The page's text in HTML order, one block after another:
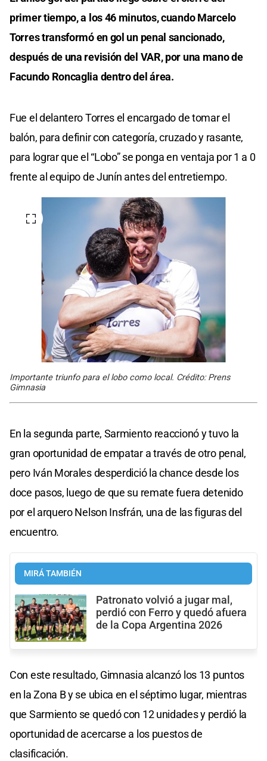
primer tiempo, a los 46 minutos, cuando Marcelo
Torres transformó en gol un penal sancionado,
después de una revisión del VAR, por una mano de
Facundo Roncaglia dentro del área.
Fue el delantero Torres el encargado de tomar el
balón, para definir con categoría, cruzado y rasante,
para lograr que el “Lobo” se ponga en ventaja por 1 a 0
frente al equipo de Junín antes del entretiempo.
Importante triunfo para el lobo como local. Crédito: Prens
Gimnasia
En la segunda parte, Sarmiento reaccionó y tuvo la
gran oportunidad de empatar a través de otro penal,
pero Iván Morales desperdició la chance desde los
doce pasos, luego de que su remate fuera detenido
por el arquero Nelson Insfrán, una de las figuras del
encuentro.
MIRÁ TAMBIÉN
Patronato volvió a jugar mal,
perdió con Ferro y quedó afuera
de la Copa Argentina 2026
Con este resultado, Gimnasia alcanzó los 13 puntos
en la Zona B y se ubica en el séptimo lugar, mientras
que Sarmiento se quedó con 12 unidades y perdió la
oportunidad de acercarse a los puestos de
clasificación.